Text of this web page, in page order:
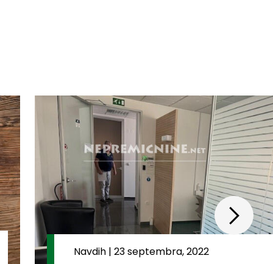
Navdih |23 septembra, 2022